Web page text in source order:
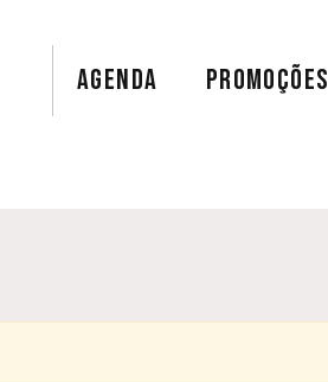
AGENDA PROMOÇÕES